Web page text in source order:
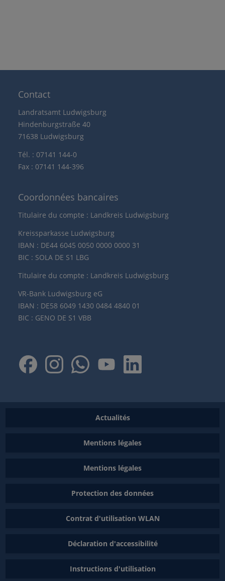
Contact
Landratsamt Ludwigsburg
Hindenburgstraße 40
71638 Ludwigsburg
Tél. : 07141 144-0
Fax : 07141 144-396
Coordonnées bancaires
Titulaire du compte : Landkreis Ludwigsburg
Kreissparkasse Ludwigsburg
IBAN : DE44 6045 0050 0000 0000 31
BIC : SOLA DE S1 LBG
Titulaire du compte : Landkreis Ludwigsburg
VR-Bank Ludwigsburg eG
IBAN : DE58 6049 1430 0484 4840 01
BIC : GENO DE S1 VBB
Actualités
Mentions légales
Mentions légales
Protection des données
Contrat d'utilisation WLAN
Déclaration d'accessibilité
Instructions d'utilisation